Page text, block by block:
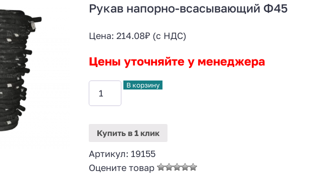
Рукав напорно-всасывающий Ф45
Цена: 214.08₽(с НДС)
Цены уточняйте у менеджера
В корзину
Купитьв 1 клик
Артикул: 19155
Оцените товар